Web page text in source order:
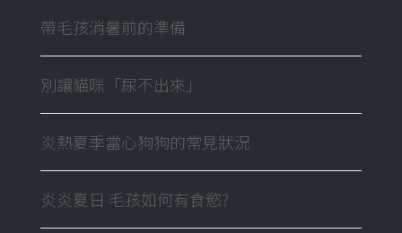
帶毛孩消暑前的準備
別讓貓咪「尿不出來」
炎熱夏季當心狗狗的常見狀況
炎炎夏日 毛孩如何有食慾?